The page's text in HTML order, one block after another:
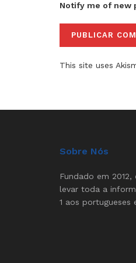
Notify me of new
This site uses
Sobre Nós
Fundado em
levar toda a
1 aos portugueses